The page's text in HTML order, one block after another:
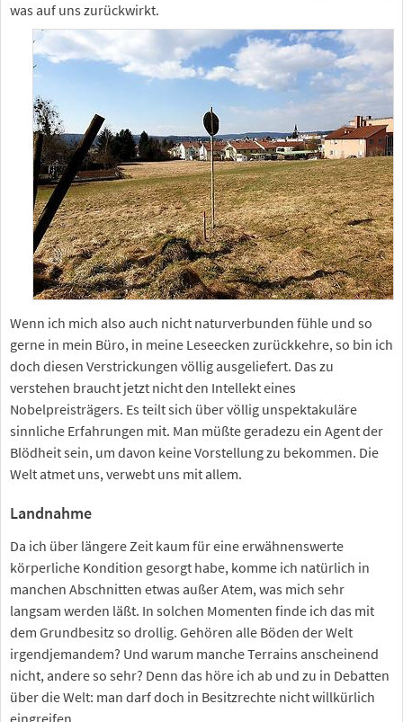
was auf uns zurückwirkt.
Wenn ich mich also auch nicht naturverbunden fühle und so
gerne in mein Büro, in meine Leseecken zurückkehre, so bin ich
doch diesen Verstrickungen völlig ausgeliefert. Das zu
verstehen braucht jetzt nicht den Intellekt eines
Nobelpreisträgers. Es teilt sich über völlig unspektakuläre
sinnliche Erfahrungen mit. Man müßte geradezu ein Agent der
Blödheit sein, um davon keine Vorstellung zu bekommen. Die
Welt atmet uns, verwebt uns mit allem.
Landnahme
Da ich über längere Zeit kaum für eine erwähnenswerte
körperliche Kondition gesorgt habe, komme ich natürlich in
manchen Abschnitten etwas außer Atem, was mich sehr
langsam werden läßt. In solchen Momenten finde ich das mit
dem Grundbesitz so drollig. Gehören alle Böden der Welt
irgendjemandem? Und warum manche Terrains anscheinend
nicht, andere so sehr? Denn das höre ich ab und zu in Debatten
über die Welt: man darf doch in Besitzrechte nicht willkürlich